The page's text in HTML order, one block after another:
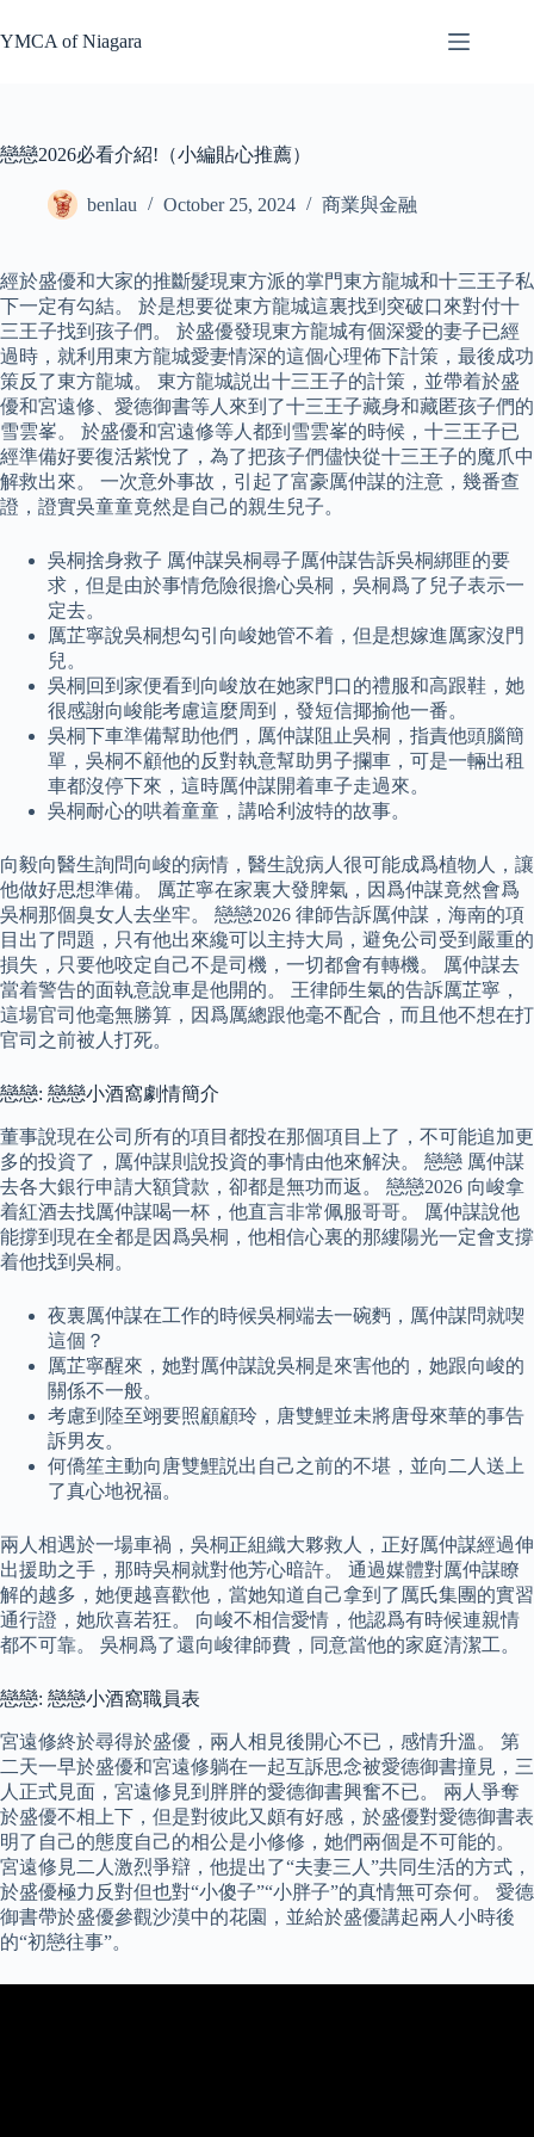
to
content
YMCA of Niagara
戀戀2026必看介紹!（小編貼心推薦）
benlau October 25, 2024 商業與金融
經於盛優和大家的推斷髮現東方派的掌門東方龍城和十三王子私
下一定有勾結。 於是想要從東方龍城這裏找到突破口來對付十
三王子找到孩子們。 於盛優發現東方龍城有個深愛的妻子已經
過時，就利用東方龍城愛妻情深的這個心理佈下計策，最後成功
策反了東方龍城。 東方龍城説出十三王子的計策，並帶着於盛
優和宮遠修、愛德御書等人來到了十三王子藏身和藏匿孩子們的
雪雲峯。 於盛優和宮遠修等人都到雪雲峯的時候，十三王子已
經準備好要復活紫悅了，為了把孩子們儘快從十三王子的魔爪中
解救出來。 一次意外事故，引起了富豪厲仲謀的注意，幾番查
證，證實吳童童竟然是自己的親生兒子。
吳桐捨身救子 厲仲謀吳桐尋子厲仲謀告訴吳桐綁匪的要
求，但是由於事情危險很擔心吳桐，吳桐爲了兒子表示一
定去。
厲芷寧說吳桐想勾引向峻她管不着，但是想嫁進厲家沒門
兒。
吳桐回到家便看到向峻放在她家門口的禮服和高跟鞋，她
很感謝向峻能考慮這麼周到，發短信揶揄他一番。
吳桐下車準備幫助他們，厲仲謀阻止吳桐，指責他頭腦簡
單，吳桐不顧他的反對執意幫助男子攔車，可是一輛出租
車都沒停下來，這時厲仲謀開着車子走過來。
吳桐耐心的哄着童童，講哈利波特的故事。
向毅向醫生詢問向峻的病情，醫生說病人很可能成爲植物人，讓
他做好思想準備。 厲芷寧在家裏大發脾氣，因爲仲謀竟然會爲
吳桐那個臭女人去坐牢。 戀戀2026 律師告訴厲仲謀，海南的項
目出了問題，只有他出來纔可以主持大局，避免公司受到嚴重的
損失，只要他咬定自己不是司機，一切都會有轉機。 厲仲謀去
當着警告的面執意說車是他開的。 王律師生氣的告訴厲芷寧，
這場官司他毫無勝算，因爲厲總跟他毫不配合，而且他不想在打
官司之前被人打死。
戀戀: 戀戀小酒窩劇情簡介
董事說現在公司所有的項目都投在那個項目上了，不可能追加更
多的投資了，厲仲謀則說投資的事情由他來解決。 戀戀 厲仲謀
去各大銀行申請大額貸款，卻都是無功而返。 戀戀2026 向峻拿
着紅酒去找厲仲謀喝一杯，他直言非常佩服哥哥。 厲仲謀說他
能撐到現在全都是因爲吳桐，他相信心裏的那縷陽光一定會支撐
着他找到吳桐。
夜裏厲仲謀在工作的時候吳桐端去一碗麪，厲仲謀問就喫
這個？
厲芷寧醒來，她對厲仲謀說吳桐是來害他的，她跟向峻的
關係不一般。
考慮到陸至翊要照顧顧玲，唐雙鯉並未將唐母來華的事告
訴男友。
何僑笙主動向唐雙鯉説出自己之前的不堪，並向二人送上
了真心地祝福。
兩人相遇於一場車禍，吳桐正組織大夥救人，正好厲仲謀經過伸
出援助之手，那時吳桐就對他芳心暗許。 通過媒體對厲仲謀瞭
解的越多，她便越喜歡他，當她知道自己拿到了厲氏集團的實習
通行證，她欣喜若狂。 向峻不相信愛情，他認爲有時候連親情
都不可靠。 吳桐爲了還向峻律師費，同意當他的家庭清潔工。
戀戀: 戀戀小酒窩職員表
宮遠修終於尋得於盛優，兩人相見後開心不已，感情升溫。 第
二天一早於盛優和宮遠修躺在一起互訴思念被愛德御書撞見，三
人正式見面，宮遠修見到胖胖的愛德御書興奮不已。 兩人爭奪
於盛優不相上下，但是對彼此又頗有好感，於盛優對愛德御書表
明了自己的態度自己的相公是小修修，她們兩個是不可能的。
宮遠修見二人激烈爭辯，他提出了“夫妻三人”共同生活的方式，
於盛優極力反對但也對“小傻子”“小胖子”的真情無可奈何。 愛德
御書帶於盛優參觀沙漠中的花園，並給於盛優講起兩人小時後
的“初戀往事”。